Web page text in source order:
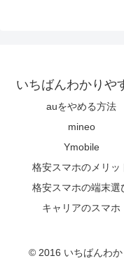
いちばんわかりや
auをやめる方法
mineo
Ymobile
格安スマホのメリッ
格安スマホの端末選
キャリアのスマホ
© 2016 いちばんわ